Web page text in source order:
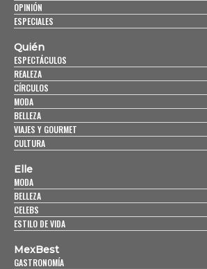
OPINIÓN
ESPECIALES
Quién
ESPECTÁCULOS
REALEZA
CÍRCULOS
MODA
BELLEZA
VIAJES Y GOURMET
CULTURA
Elle
MODA
BELLEZA
CELEBS
ESTILO DE VIDA
MexBest
GASTRONOMÍA